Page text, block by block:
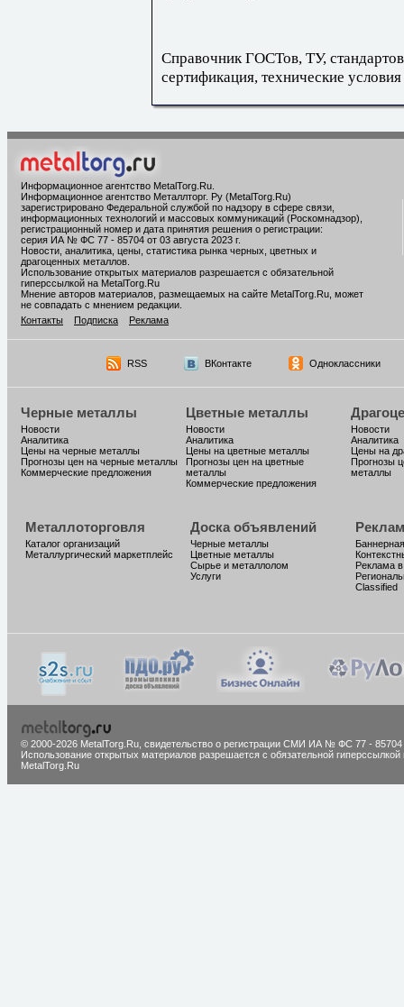
Справочник ГОСТов, ТУ,
сертификация, технические условия
Информационное агентство MetalTorg.Ru
Информационное агентство Металлторг. Ру (MetalTorg.Ru)
зарегистрировано Федеральной службой по надзору в сфере связи,
информационных технологий и массовых коммуникаций (Роскомнадзор),
регистрационный номер и дата принятия решения о регистрации:
серия ИА № ФС 77 - 85704 от 03 августа 2023 г.
Новости, аналитика, цены, статистика рынка черных, цветных и
драгоценных металлов.
Использование открытых материалов разрешается с обязательной
гиперссылкой на MetalTorg.Ru
Мнение авторов материалов, размещаемых на сайте MetalTorg.Ru, может
не совпадать с мнением редакции.
Контакты
Подписка Реклама
RSS ВКонтакте Одноклассники
Черные металлы
Новости
Аналитика
Цены на черные металлы
Прогнозы цен на черные металлы
Коммерческие предложения
Цветные металлы
Новости
Аналитика
Цены на цветные металлы
Прогнозы цен на цветные
металлы
Коммерческие предложения
Новости
Аналитика
Цены на
Прогнозы
металлы
Металлоторговля
Каталог организаций
Металлургический маркетплейс
Доска объявлений
Черные металлы
Цветные металлы
Сырье и металлолом
Услуги
Реклама
Classified
© 2000-2026 MetalTorg.Ru, cвидетельство о регистрации СМИ ИА № ФС 77 - 85704
Использование открытых материалов разрешается с обязательной гиперссылкой
MetalTorg.Ru